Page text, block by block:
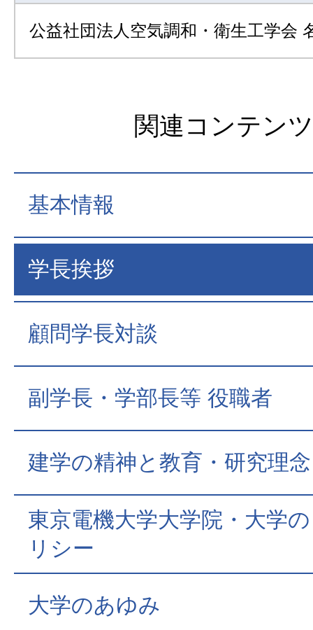
公益社団法人空気調和・衛生工学会
関連コンテンツ
基本情報
学長挨拶
顧問学長対談
副学長・学部長等 役職者
建学の精神と教育・研究理念
東京電機大学大学院・大学
リシー
大学のあゆみ